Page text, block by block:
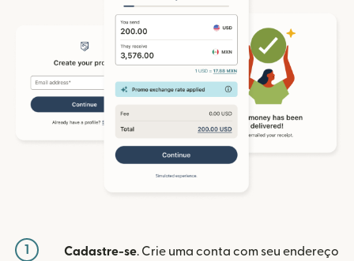
1 Cadastre-se. Crie uma conta com seu endereço